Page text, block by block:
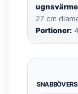
27 cm
Portioner: 4